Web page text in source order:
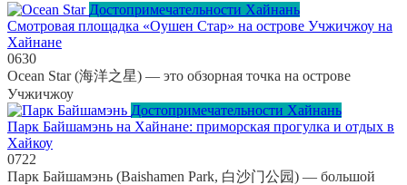
Достопримечательности Хайнань
Смотровая площадка «Оушен Стар» на острове Учжичжоу на
Хайнане
0630
Ocean Star (海洋之星) — это обзорная точка на острове
Учжичжоу
Достопримечательности Хайнань
Парк Байшамэнь на Хайнане: приморская прогулка и отдых в
Хайкоу
0722
Парк Байшамэнь (Baishamen Park, 白沙门公园) — большой